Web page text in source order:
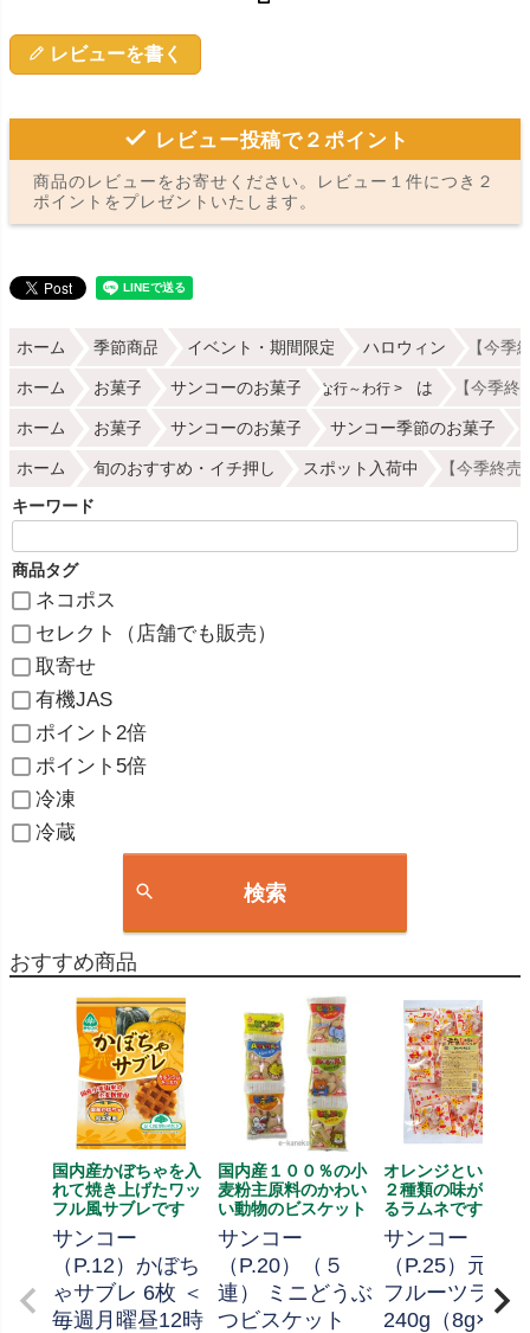
レビューを書く
レビュー投稿で２ポイント
商品のレビューをお寄せください。レビュー１件につき２
ポイントをプレゼントいたします。
ホーム 季節商品 イベント・期間限定 ハロウィン 【今季
ホーム お菓子 サンコーのお菓子 な行～わ行 は 【今季
ホーム お菓子 サンコーのお菓子 サンコー季節のお菓子
ホーム 旬のおすすめ・イチ押し スポット入荷中 【今季終
キーワード
商品タグ
ネコポス
セレクト（店舗でも販売）
取寄せ
有機JAS
ポイント2倍
ポイント5倍
冷凍
冷蔵
検索
おすすめ商品
国内産かぼちゃを入
れて焼き上げたワッ
フル風サブレです
サンコー
（P.12）かぼち
ゃサブレ 6枚 ＜
毎週月曜昼12時
国内産１００％の小
麦粉主原料のかわい
い動物のビスケット
サンコー
（P.20）（５
連） ミニどうぶ
つビスケット
オレンジといちご
２種類の味が楽し
るラムネです
サンコー
（P.25）元気・
フルーツラム
240g（8g×30